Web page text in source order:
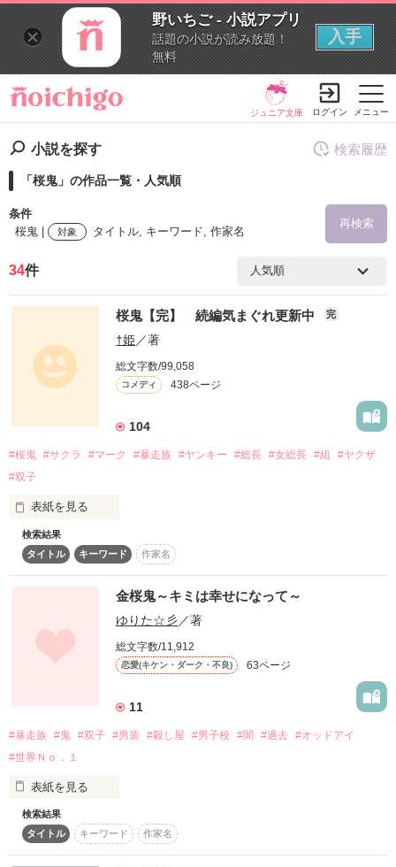
野いちご - 小説アプリ
話題の小説が読み放題！
無料
入手
メニュー
ジュニア文庫 ログイン
小説を探す
「桜鬼」の作品一覧・人気順
条件
桜鬼 |
対象 タイトル, キーワード, 作家名
再検索
検索ワード
を含む
ジャンル
ステータス
コンテスト
超短編で謎をしかけろ！100文字ミステリーコンテスト
復刻！夏の野いちごビギナーズ応援コンテスト～中・長編チ
ャレンジ！～
500文字の不気味なテスト、募集中。
検索履歴
34件
桜鬼【完】 続編気まぐれ更新中 完
†姫／著
総文字数/99,058
コメディ 438ページ
104
#桜鬼 #サクラ #マーク #暴走族 #ヤンキー #総長 #女総長 #組
#ヤクザ
#双子
表紙を見る
サクラのマーク
それを見た者は二度と表の世界に戻れない
一ノ瀬　恋<ｲﾁﾉｾ ﾚﾝ>
桜鬼第８代目総長
通り名は桜鬼<ｵｳｷ>
検索結果
タイトル
キーワード 作家名
金桜鬼～キミは幸せになって～
ゆりた☆彡／著
総文字数/11,912
恋愛(キケン・ダーク・不良) 63ページ
11
#暴走族 #鬼 #双子 #男装 #殺し屋 #男子校 #闇 #過去 #オッドアイ
#世界Ｎｏ．１
表紙を見る
世界に知れ渡る伝説の二匹の鬼、、、
そんな鬼の名は
検索結果
タイトル
キーワード 作家名